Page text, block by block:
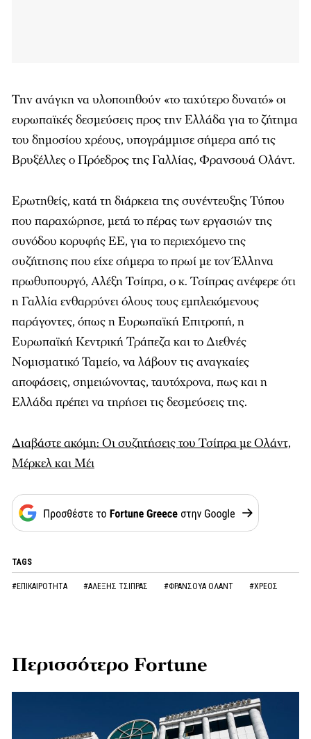
Την ανάγκη να υλοποιηθούν «το ταχύτερο δυνατό» οι
ευρωπαϊκές δεσμεύσεις προς την Ελλάδα για το ζήτημα
του δημοσίου χρέους, υπογράμμισε σήμερα από τις
Βρυξέλλες ο Πρόεδρος της Γαλλίας, Φρανσουά Ολάντ.
Ερωτηθείς, κατά τη διάρκεια της συνέντευξης Τύπου
που παραχώρησε, μετά το πέρας των εργασιών της
συνόδου κορυφής ΕΕ, για το περιεχόμενο της
συζήτησης που είχε σήμερα το πρωί με τον Έλληνα
πρωθυπουργό, Αλέξη Τσίπρα, ο κ. Τσίπρας ανέφερε ότι
η Γαλλία ενθαρρύνει όλους τους εμπλεκόμενους
παράγοντες, όπως η Ευρωπαϊκή Επιτροπή, η
Ευρωπαϊκή Κεντρική Τράπεζα και το Διεθνές
Νομισματικό Ταμείο, να λάβουν τις αναγκαίες
αποφάσεις, σημειώνοντας, ταυτόχρονα, πως και η
Ελλάδα πρέπει να τηρήσει τις δεσμεύσεις της.
Διαβάστε ακόμη: Οι συζητήσεις του Τσίπρα με Ολάντ,
Μέρκελ και Μέι
TAGS
#ΕΠΙΚΑΙΡΟΤΗΤΑ #ΑΛΕΞΗΣ ΤΣΙΠΡΑΣ #ΦΡΑΝΣΟΥΑ ΟΛΑΝΤ #ΧΡΕΟΣ
Περισσότερο Fortune